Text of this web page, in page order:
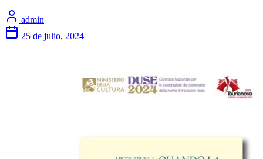
admin
25 de julio, 2024